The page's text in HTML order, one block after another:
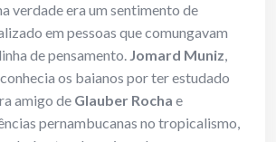
verdade era um sentimento de
em pessoas que comungavam
de pensamento. Jomard Muniz,
conhecia os baianos por ter estudado
amigo de Glauber Rocha e
pernambucanas no tropicalismo,